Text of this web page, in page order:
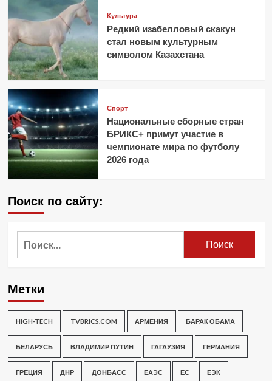
Культура
Редкий изабелловый скакун
стал новым культурным
символом Казахстана
Спорт
Национальные сборные стран
БРИКС+ примут участие в
чемпионате мира по футболу
2026 года
Поиск по сайту:
Метки
HIGH-TECH TVBRICS.COM АРМЕНИЯ БАРАК ОБАМА
БЕЛАРУСЬ ВЛАДИМИР ПУТИН ГАГАУЗИЯ ГЕРМАНИЯ
ГРЕЦИЯ ДНР ДОНБАСС ЕАЭС ЕС ЕЭК